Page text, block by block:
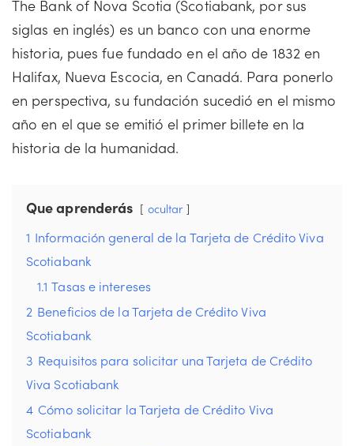
The Bank of Nova Scotia (Scotiabank, por sus
siglas en inglés) es un banco con una enorme
historia, pues fue fundado en el año de 1832 en
Halifax, Nueva Escocia, en Canadá. Para ponerlo
en perspectiva, su fundación sucedió en el mismo
año en el que se emitió el primer billete en la
historia de la humanidad.
Que aprenderás ocultar
1 Información general de la Tarjeta de Crédito Viva
Scotiabank
1.1 Tasas e intereses
2 Beneficios de la Tarjeta de Crédito Viva
Scotiabank
3 Requisitos para solicitar una Tarjeta de Crédito
Viva Scotiabank
4 Cómo solicitar la Tarjeta de Crédito Viva
Scotiabank